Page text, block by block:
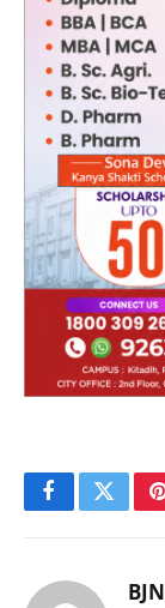
FacebookTwitter